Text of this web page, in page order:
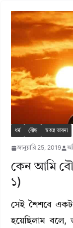
ধর্ম বৌদ্ধ স্বতন্ত্র ভাবনা
জানুয়ারি 25, 2019
কেন আমি
১)
সেই শৈশবে
হয়েছিলাম বলে,